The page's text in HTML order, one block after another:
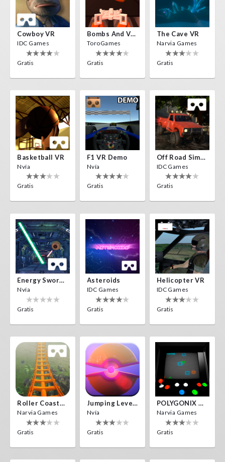
Cowboy VR
IDC Games
Gratis
Bombs And Veggies
ToroGames
Gratis
The Cave VR
Narvia Games
Gratis
Basketball VR
Nvía
Gratis
F1 VR Demo
Nvía
Gratis
Off Road Simulator VR
IDC Games
Gratis
Energy Sword VR
Nvía
Gratis
Asteroids
IDC Games
Gratis
Helicopter VR
IDC Games
Gratis
Roller Coaster VR
Narvia Games
Gratis
Jumping Levels
Nvía
Gratis
POLYGONIX VR
Narvia Games
Gratis